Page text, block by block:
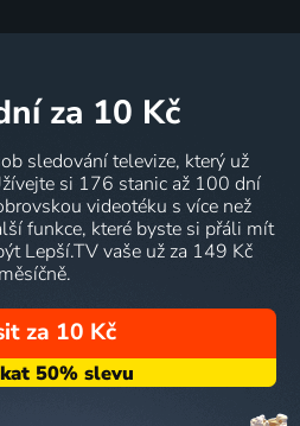
za 10 Kč
sledování televize, který už
si 176 stanic až 100 dní
videotéku s více než
funkce, které byste si přáli mít
Lepší.TV vaše už za 149 Kč
měsíčně.
za 10 Kč